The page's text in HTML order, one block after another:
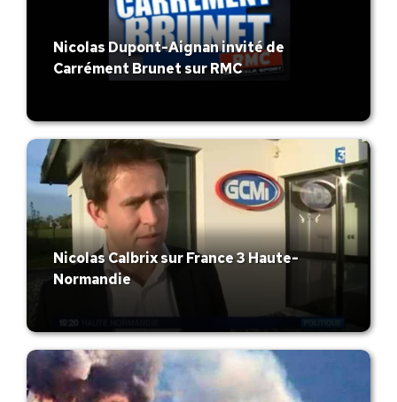
Nicolas Dupont-Aignan invité de
Carrément Brunet sur RMC
Nicolas Calbrix sur France 3 Haute-
Normandie